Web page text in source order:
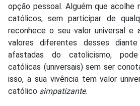
opção pessoal. Alguém que acolhe
católicos, sem participar de
reconhece o seu valor universal e
valores diferentes desses
afastadas do catolicismo,
católicas (universais) sem ser
isso, a sua vivência tem valor
católico simpatizante.